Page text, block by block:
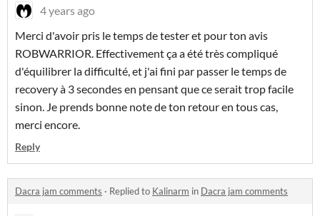
4 years ago
Merci d'avoir pris le temps de tester et pour ton avis
ROBWARRIOR. Effectivement ça a été très compliqué
d'équilibrer la difficulté, et j'ai fini par passer le temps de
recovery à 3 secondes en pensant que ce serait trop facile
sinon. Je prends bonne note de ton retour en tous cas,
merci encore.
Reply
Dacra jam comments · Replied to Kalinarm in Dacra jam comments